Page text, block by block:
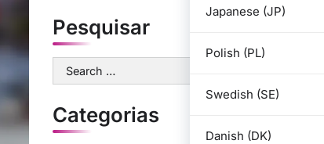
Japanese (JP)
Polish (PL)
Swedish (SE)
Danish (DK)
Pesquisar
Search
for:
Categorias